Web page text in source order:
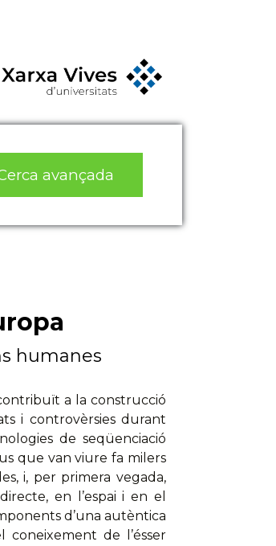
avançada
humanes
a la construcció
i controvèrsies durant
de seqüenciació
que van viure fa milers
i, per primera vegada,
en l’espai i en el
d’una autèntica
de l’ésser